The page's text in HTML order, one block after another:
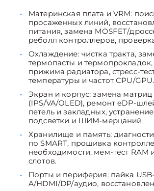
Материнская плата и VRM:
просаженных линий,
питания, замена MOSFET/
реболл контроллеров,
Охлаждение: чистка тракта,
термопасты и термопрокладок,
прижима радиатора, стресс-
температуры и частот CPU/GPU.
Экран и корпус: замена матриц
(IPS/VA/OLED), ремонт eDP-
петель и закладных,
подсветки и ШИМ-мерцаний.
Хранилище и память:
по SMART, прошивка
необходимости, мем-тест RAM
слотов.
Порты и периферия: пайка
A/HDMI/DP/аудио,